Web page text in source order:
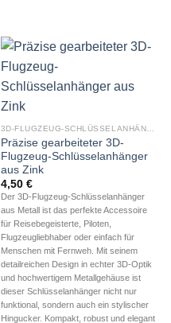
Präzise gearbeiteter 3D-
Flugzeug-Schlüsselanhänger
aus Zink
4,50 €
Der 3D-Flugzeug-Schlüsselanhänger
aus Metall ist das perfekte Accessoire
für Reisebegeisterte, Piloten,
Flugzeugliebhaber oder einfach für
Menschen mit Fernweh. Mit seinem
detailreichen Design in echter 3D-Optik
und hochwertigem Metallgehäuse ist
dieser Schlüsselanhänger nicht nur
funktional, sondern auch ein stylischer
Hingucker. Kompakt, robust und elegant